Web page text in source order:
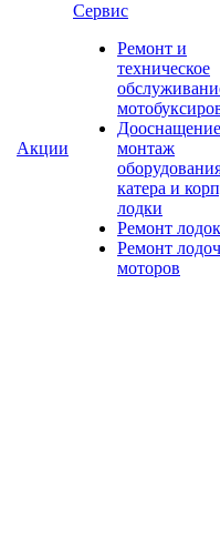
Акции
Сервис
Ремонт и
техническое
монтаж
катера и
лодки
Ремонт
Ремонт
моторов